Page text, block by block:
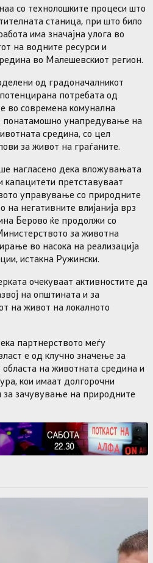
со технолошките процеси што
станица, при што било
има значајна улога во
на водните ресурси и
во Малешевскиот регион.
од градоначалникот
потребата од
во современа комунална
понатамошно унапредување на
средина, со цел
за живот на граѓаните.
нагласено дека вложувањата
претставуваат
управување со природните
негативните влијанија врз
Берово ќе продолжи со
за животна
во насока на реализација
истакна Ружински.
очекуваат активностите да
на општината и за
на живот на локалното
партнерството меѓу
е од клучно значење за
на животната средина и
кои имаат долгорочни
за зачувување на природните